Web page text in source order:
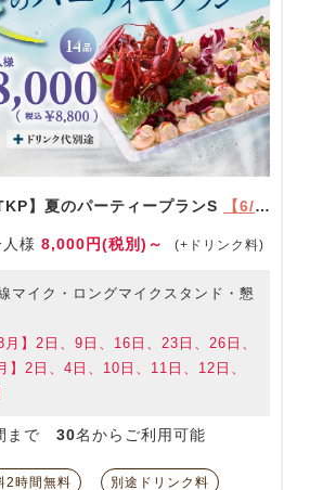
】夏のパーティープランS 【6/1～9/30限定】
様 8,000円(税別)～ (+ドリンク料)
マイク・ロングマイクスタンド・懇
月】2日、9日、16日、23日、26日、
2日、4日、10日、11日、12日、
まで 30名からご利用可能
2時間無料 別途ドリンク料